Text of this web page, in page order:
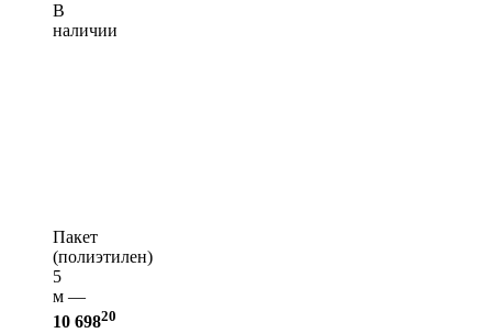
В
наличии
Пакет
(полиэтилен)
5
м —
10 69820